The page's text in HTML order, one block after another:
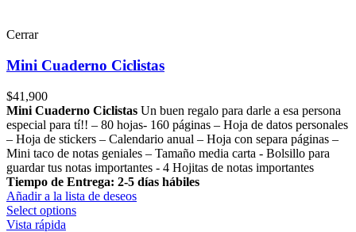
Cerrar
Mini Cuaderno Ciclistas
$41,900
Mini Cuaderno Ciclistas Un buen regalo para darle a esa persona
especial para tí!! – 80 hojas- 160 páginas – Hoja de datos personales
– Hoja de stickers – Calendario anual – Hoja con separa páginas –
Mini taco de notas geniales – Tamaño media carta - Bolsillo para
guardar tus notas importantes - 4 Hojitas de notas importantes
Tiempo de Entrega: 2-5 días hábiles
Añadir a la lista de deseos
Select options
Vista rápida